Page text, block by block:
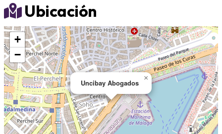
Ubicación
Uncibay Abogados
×
+
−